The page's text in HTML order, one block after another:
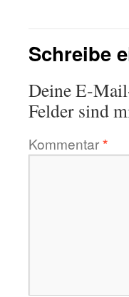
Schreibe
Deine E-
Felder sind
Kommentar*